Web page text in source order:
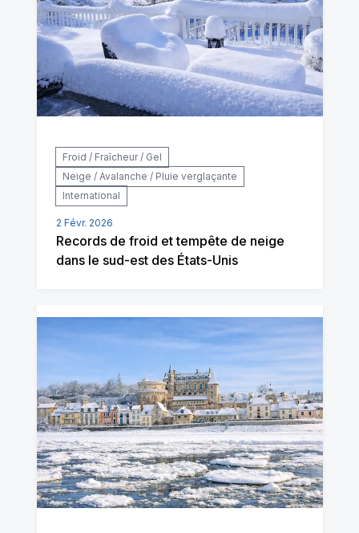
Froid / Fraîcheur / Gel
Neige / Avalanche / Pluie verglaçante
International
2 Févr. 2026
Records de froid et tempête de neige
dans le sud-est des États-Unis